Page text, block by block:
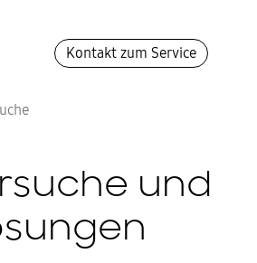
Kontakt zum Service
und